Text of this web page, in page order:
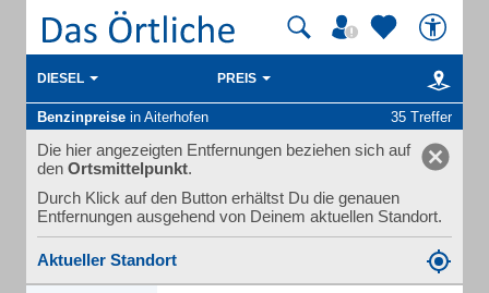
DIESEL PREIS
Benzinpreise in Aiterhofen 35 Treffer
Die hier angezeigten Entfernungen beziehen sich auf
den Ortsmittelpunkt.
Durch Klick auf den Button erhältst Du die genauen
Entfernungen ausgehend von Deinem aktuellen Standort.
Aktueller Standort